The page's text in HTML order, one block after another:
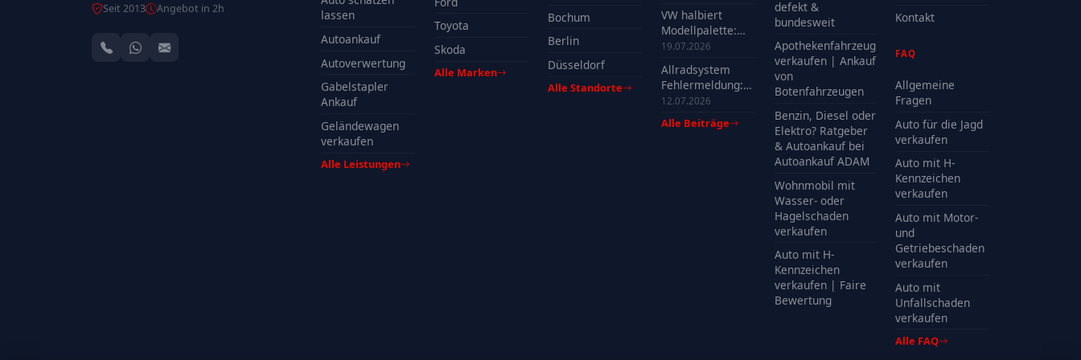
Seit 2013
Angebot in 2h
lassen
Autoankauf
Autoverwertung
Gabelstapler
Ankauf
Geländewagen
verkaufen
Alle Leistungen
Toyota
Skoda
Alle Marken
Bochum
Berlin
Düsseldorf
Alle Standorte
VW halbiert
Modellpalette:
Welche Modelle
19.07.2026
Allradsystem
Fehlermeldung:
Ursachen, Kosten
& Tipps
12.07.2026
Alle Beiträge
defekt &
bundesweit
Apothekenfahrzeug
verkaufen | Ankauf
von
Botenfahrzeugen
Benzin, Diesel oder
Elektro? Ratgeber
& Autoankauf bei
Autoankauf ADAM
Wohnmobil mit
Wasser- oder
Hagelschaden
verkaufen
Auto mit H-
Kennzeichen
verkaufen | Faire
Bewertung
Kontakt
FAQ
Allgemeine
Fragen
Auto für die Jagd
verkaufen
Auto mit H-
Kennzeichen
verkaufen
Auto mit Motor-
und
Getriebeschaden
verkaufen
Auto mit
Unfallschaden
verkaufen
Alle FAQ